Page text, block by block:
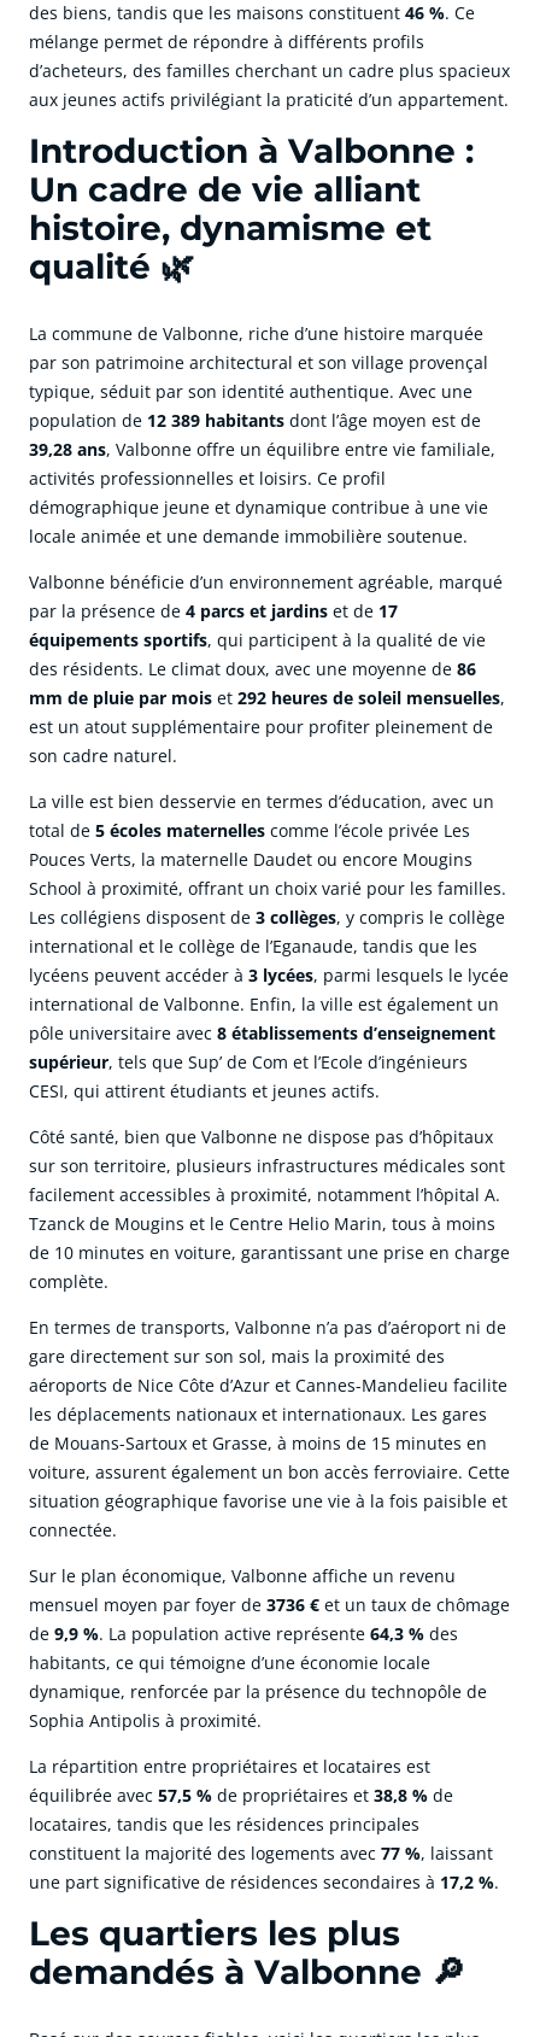
des biens, tandis que les maisons constituent 46 %. Ce
mélange permet de répondre à différents profils
d’acheteurs, des familles cherchant un cadre plus spacieux
aux jeunes actifs privilégiant la praticité d’un appartement.
Introduction à Valbonne :
Un cadre de vie alliant
histoire, dynamisme et
qualité 🌿
La commune de Valbonne, riche d’une histoire marquée
par son patrimoine architectural et son village provençal
typique, séduit par son identité authentique. Avec une
population de 12 389 habitants dont l’âge moyen est de
39,28 ans, Valbonne offre un équilibre entre vie familiale,
activités professionnelles et loisirs. Ce profil
démographique jeune et dynamique contribue à une vie
locale animée et une demande immobilière soutenue.
Valbonne bénéficie d’un environnement agréable, marqué
par la présence de 4 parcs et jardins et de 17
équipements sportifs, qui participent à la qualité de vie
des résidents. Le climat doux, avec une moyenne de 86
mm de pluie par mois et 292 heures de soleil mensuelles,
est un atout supplémentaire pour profiter pleinement de
son cadre naturel.
La ville est bien desservie en termes d’éducation, avec un
total de 5 écoles maternelles comme l’école privée Les
Pouces Verts, la maternelle Daudet ou encore Mougins
School à proximité, offrant un choix varié pour les familles.
Les collégiens disposent de 3 collèges, y compris le collège
international et le collège de l’Eganaude, tandis que les
lycéens peuvent accéder à 3 lycées, parmi lesquels le lycée
international de Valbonne. Enfin, la ville est également un
pôle universitaire avec 8 établissements d’enseignement
supérieur, tels que Sup’ de Com et l’Ecole d’ingénieurs
CESI, qui attirent étudiants et jeunes actifs.
Côté santé, bien que Valbonne ne dispose pas d’hôpitaux
sur son territoire, plusieurs infrastructures médicales sont
facilement accessibles à proximité, notamment l’hôpital A.
Tzanck de Mougins et le Centre Helio Marin, tous à moins
de 10 minutes en voiture, garantissant une prise en charge
complète.
En termes de transports, Valbonne n’a pas d’aéroport ni de
gare directement sur son sol, mais la proximité des
aéroports de Nice Côte d’Azur et Cannes-Mandelieu facilite
les déplacements nationaux et internationaux. Les gares
de Mouans-Sartoux et Grasse, à moins de 15 minutes en
voiture, assurent également un bon accès ferroviaire. Cette
situation géographique favorise une vie à la fois paisible et
connectée.
Sur le plan économique, Valbonne affiche un revenu
mensuel moyen par foyer de 3736 € et un taux de chômage
de 9,9 %. La population active représente 64,3 % des
habitants, ce qui témoigne d’une économie locale
dynamique, renforcée par la présence du technopôle de
Sophia Antipolis à proximité.
La répartition entre propriétaires et locataires est
équilibrée avec 57,5 % de propriétaires et 38,8 % de
locataires, tandis que les résidences principales
constituent la majorité des logements avec 77 %, laissant
une part significative de résidences secondaires à 17,2 %.
Les quartiers les plus
demandés à Valbonne 🔎